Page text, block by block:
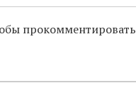
прокомментировать